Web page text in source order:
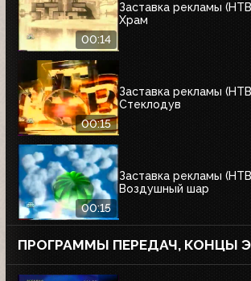
00:14
Заставка рекламы
Храм
00:15
Заставка рекламы
Стеклодув
00:15
Заставка рекламы
Воздушный шар
ПРОГРАММЫ ПЕРЕДАЧ, КОНЦЫ